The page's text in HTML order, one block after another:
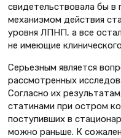
свидетельствовала бы в
механизмом действия
уровня ЛПНП, а все
не имеющие
Серьезным является
рассмотренных
Согласно их
статинами при остром
поступивших в
можно раньше. К